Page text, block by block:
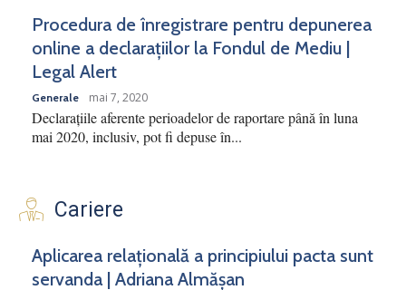
Procedura de înregistrare pentru depunerea
online a declarațiilor la Fondul de Mediu |
Legal Alert
Generale mai 7, 2020
Declarațiile aferente perioadelor de raportare până în luna
mai 2020, inclusiv, pot fi depuse în...
Cariere
Aplicarea relațională a principiului pacta sunt
servanda | Adriana Almășan